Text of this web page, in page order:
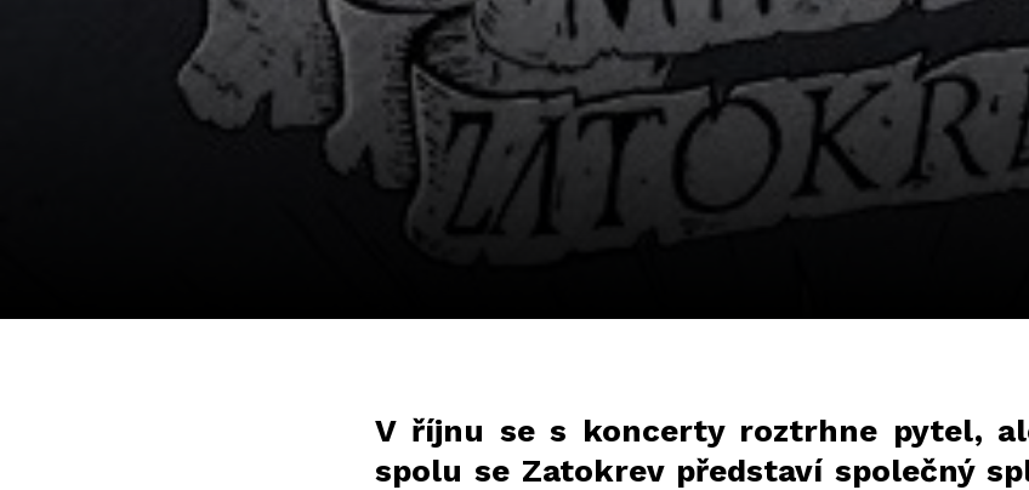
V říjnu se s koncerty roztrhne pytel,
spolu se Zatokrev představí společný